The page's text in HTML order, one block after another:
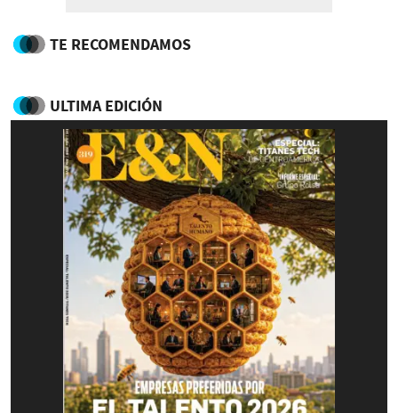
TE RECOMENDAMOS
ULTIMA EDICIÓN